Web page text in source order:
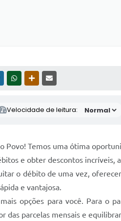
TWITTERWHATSAPPOUTRAS MÍDIAS
Velocidade de leitura:
Povo! Temos uma ótima
e obter descontos incríveis,
o débito de uma vez,
e vantajosa.
opções para você. Para o
das parcelas mensais e equilibrar